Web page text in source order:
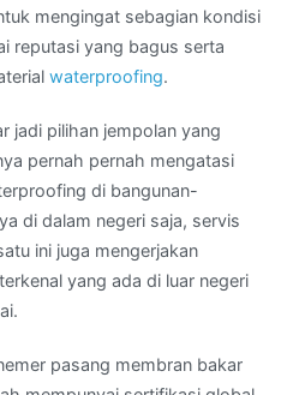
mengingat sebagian kondisi
reputasi yang bagus serta
waterproofing.
jadi pilihan jempolan yang
pernah pernah mengatasi
di bangunan-
di dalam negeri saja, servis
ini juga mengerjakan
yang ada di luar negeri
pasang membran bakar